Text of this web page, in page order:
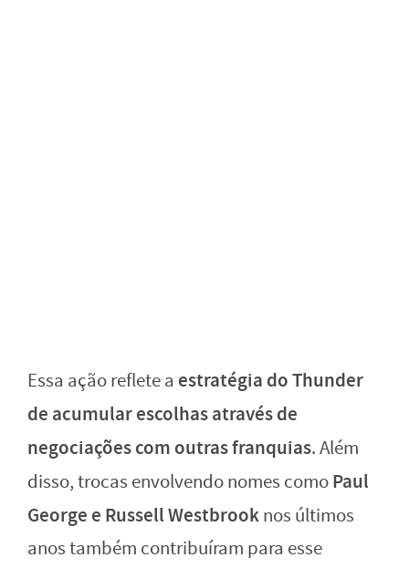
Essa ação reflete a estratégia do Thunder
de acumular escolhas através de
negociações com outras franquias. Além
disso, trocas envolvendo nomes comoPaul
George e Russell Westbrooknos últimos
anos também contribuíram para esse